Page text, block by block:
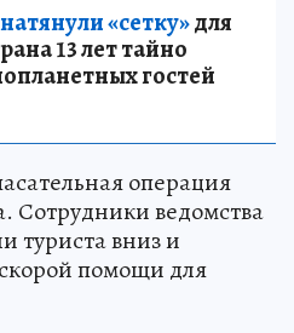
«сетку»для
13 лет тайно
гостей
операция
Сотрудники ведомства
туриста вниз и
помощи для